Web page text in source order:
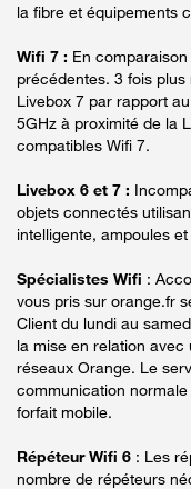
la fibre et équipements
Wifi 7 : En
précédentes. 3 fois
Livebox 7 par rapport
5GHz à proximité de la
compatibles Wifi 7.
Livebox 6 et 7 :
objets connectés
intelligente, ampoules
Spécialistes Wifi :
vous pris sur orange.fr
Client du lundi au
la mise en relation
réseaux Orange. Le
communication
forfait mobile.
Répéteur Wifi 6 : Les
nombre de répéteurs